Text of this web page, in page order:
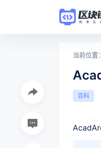
当前位置：
百科